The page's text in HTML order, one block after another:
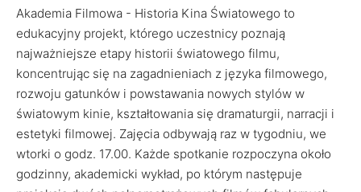
Akademia Filmowa - Historia Kina Światowego to
edukacyjny projekt, którego uczestnicy poznają
najważniejsze etapy historii światowego filmu,
koncentrując się na zagadnieniach z języka filmowego,
rozwoju gatunków i powstawania nowych stylów w
światowym kinie, kształtowania się dramaturgii, narracji i
estetyki filmowej. Zajęcia odbywają raz w tygodniu, we
wtorki o godz. 17.00. Każde spotkanie rozpoczyna około
godzinny, akademicki wykład, po którym następuje